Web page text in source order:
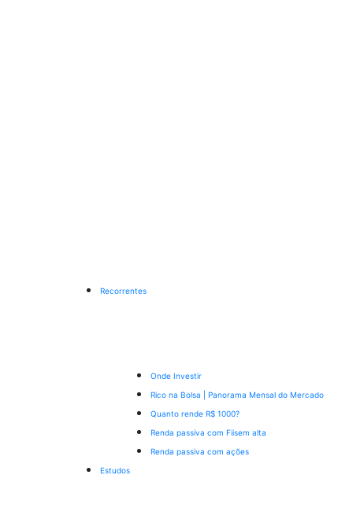
Recorrentes
Onde Investir
Rico na Bolsa | Panorama Mensal do Mercado
Quanto rende R$ 1000?
Renda passiva com Fiisem alta
Renda passiva com ações
Estudos